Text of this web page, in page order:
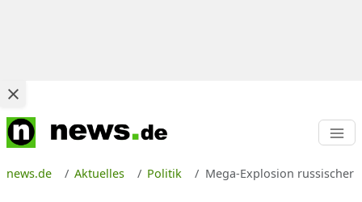
news.de Aktuelles Politik Mega-Explosion russischer